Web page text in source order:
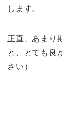
します。
正直、あまり
と、とても良
さい）